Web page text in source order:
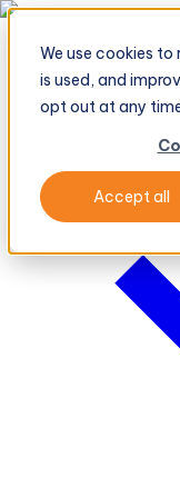
We use cookies
is used, and
opt out at any
Accept all
TeleOrder AI Agent
PlatformPlatform